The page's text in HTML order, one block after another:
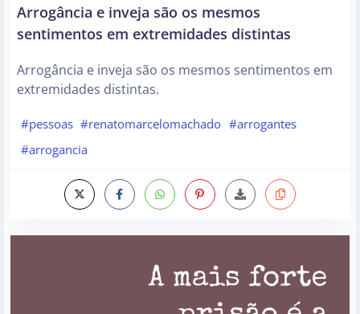
Arrogância e inveja são os mesmos
sentimentos em extremidades distintas
Arrogância e inveja são os mesmos sentimentos em
extremidades distintas.
#pessoas #renatomarcelomachado #arrogantes
#arrogancia